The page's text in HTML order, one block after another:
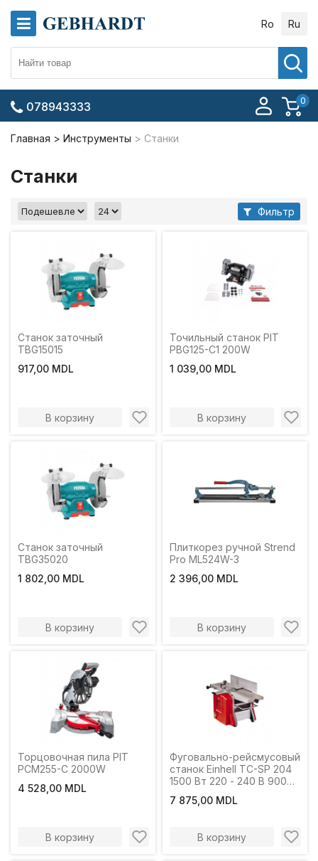
Ro Ru
0
078943333
Главная Инструменты Станки
Станки
Фильтр
Станок заточный
TBG15015
917,00 MDL
В корзину
Точильный станок PIT
PBG125-C1 200W
1 039,00 MDL
В корзину
Станок заточный
TBG35020
1 802,00 MDL
В корзину
Плиткорез ручной Strend
Pro ML524W-3
2 396,00 MDL
В корзину
Торцовочная пила PIT
PCM255-C 2000W
4 528,00 MDL
В корзину
Фуговально-рейсмусовый
станок Einhell TC-SP 204
1500 Вт 220 - 240 В 9000
7 875,00 MDL
В корзину